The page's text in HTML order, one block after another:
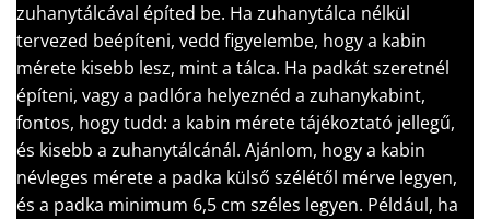
zuhanytálcával építed be. Ha zuhanytálca nélkül
tervezed beépíteni, vedd figyelembe, hogy a kabin
mérete kisebb lesz, mint a tálca. Ha padkát szeretnél
építeni, vagy a padlóra helyeznéd a zuhanykabint,
fontos, hogy tudd: a kabin mérete tájékoztató jellegű,
és kisebb a zuhanytálcánál. Ajánlom, hogy a kabin
névleges mérete a padka külső szélétől mérve legyen,
és a padka minimum 6,5 cm széles legyen. Például, ha